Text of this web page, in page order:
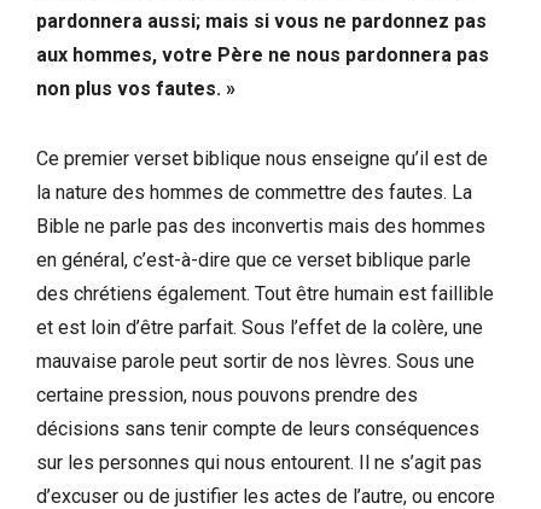
pardonnera aussi; mais si vous ne pardonnez pas
aux hommes, votre Père ne nous pardonnera pas
non plus vos fautes. »
Ce premier verset biblique nous enseigne qu’il est de
la nature des hommes de commettre des fautes. La
Bible ne parle pas des inconvertis mais des hommes
en général, c’est-à-dire que ce verset biblique parle
des chrétiens également. Tout être humain est faillible
et est loin d’être parfait. Sous l’effet de la colère, une
mauvaise parole peut sortir de nos lèvres. Sous une
certaine pression, nous pouvons prendre des
décisions sans tenir compte de leurs conséquences
sur les personnes qui nous entourent. Il ne s’agit pas
d’excuser ou de justifier les actes de l’autre, ou encore